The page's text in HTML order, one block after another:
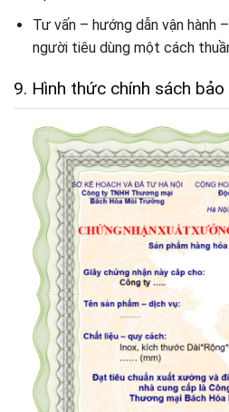
Tư vấn – hướng dẫn vận hành
người tiêu dùng một cách
9. Hình thức chính sách bảo